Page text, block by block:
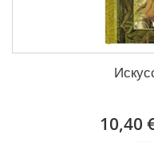
10,40